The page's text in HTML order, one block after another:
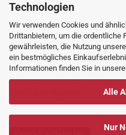
Technologien
Wir verwenden Cookies und
Drittanbietern, um die ordentliche
gewährleisten, die Nutzung
ein bestmögliches
Informationen finden Sie in
Alle
Nur
ÜBER UNS
Inhaberin: Frau Petra Staadt
Gründungsjahr: 2011
Exklusiv-Handel mit